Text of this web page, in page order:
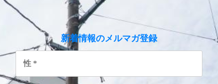
新着情報のメルマガ登録
性